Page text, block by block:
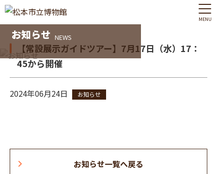
MENU
お知らせ NEWS
【常設展示ガイドツアー】7月17日（水）17：
45から開催
2024年06月24日 お知らせ
お知らせ一覧へ戻る